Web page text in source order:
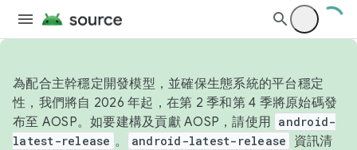
為配合主幹穩定開發模型，並確保生態系統的平台穩定
性，我們將自 2026 年起，在第 2 季和第 4 季將原始碼發
布至 AOSP。如要建構及貢獻 AOSP，請使用 android-
latest-release 。 android-latest-release
資訊清